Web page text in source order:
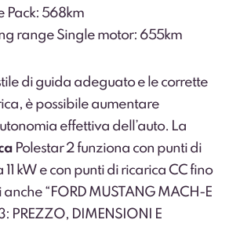
Pack: 568km
range Single motor: 655km
di guida adeguato e le corrette
è possibile aumentare
effettiva dell’auto. La
Polestar 2 funziona con punti di
kW e con punti di ricarica CC fino
“ FORD MUSTANG MACH-E
PREZZO, DIMENSIONI E